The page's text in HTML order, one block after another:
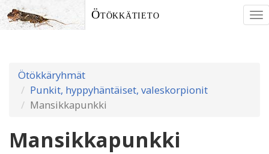
Ötökkätieto
Ötökkäryhmät
Punkit, hyppyhäntäiset, valeskorpionit
Mansikkapunkki
Mansikkapunkki